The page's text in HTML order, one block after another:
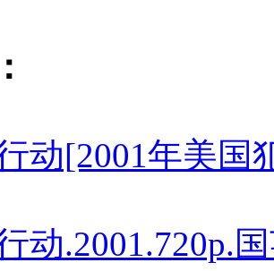
动[2001年美国
动.2001.720p.